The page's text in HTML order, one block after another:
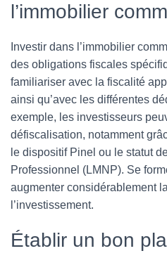
l’immobilier
Investir dans l’immobilier
des obligations fiscales
familiariser avec la fiscalité
ainsi qu’avec les différentes
exemple, les investisseurs
défiscalisation, notamment
le dispositif Pinel ou le statut
Professionnel (LMNP). Se
augmenter considérablement
l’investissement.
Établir un bon